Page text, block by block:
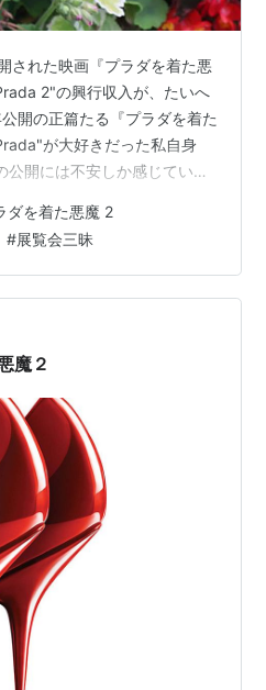
された映画『プラダを着た悪
2"の興行収入が、たいへ
開の正篇たる『プラダを着た
が大好きだった私自身
開には不安しか感じていな
功したようなので、ディズ
ていることだろう。しか
間の稼働率が高かったらし
くられない形での30代〜50代
だ。ひと…
ダを着た悪魔 2
#展覧会三昧
魔２